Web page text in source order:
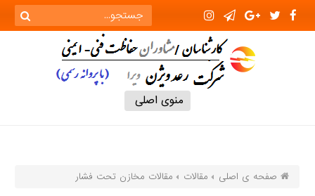
منوی اصلی
صفحه ی اصلی مقالات مقالات مخازن تحت فشار